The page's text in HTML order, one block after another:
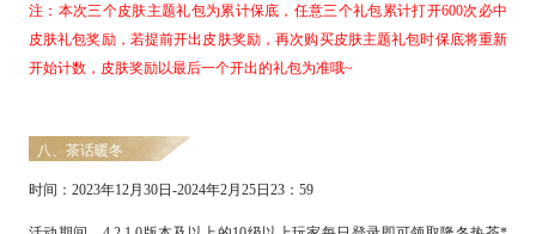
注：本次三个皮肤主题礼包为累计保底，任意三个礼包累计打开600次必中
皮肤礼包奖励，若提前开出皮肤奖励，再次购买皮肤主题礼包时保底将重新
开始计数，皮肤奖励以最后一个开出的礼包为准哦~
八、茶话暖冬
时间： 2023年12月 30日 -2024年2月 25日 23：59